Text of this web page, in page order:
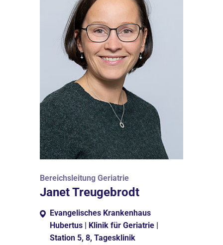
Bereichsleitung Geriatrie
Janet Treugebrodt
Evangelisches Krankenhaus
Hubertus | Klinik für Geriatrie |
Station 5, 8, Tagesklinik